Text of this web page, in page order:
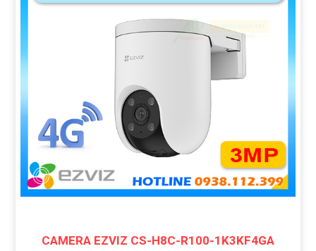
CAMERA EZVIZ CS-H8C-R100-1K3KF4GA